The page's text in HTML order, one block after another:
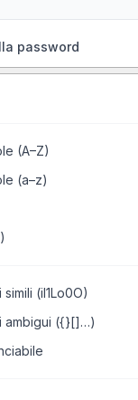
password
(A–Z)
(a–z)
(il1Lo0O)
ambigui ({}[]…)